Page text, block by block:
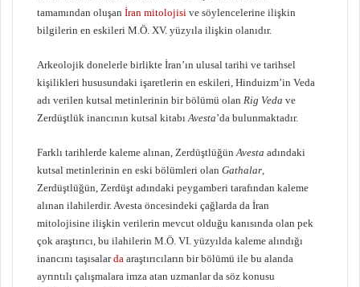
tamamından oluşan İran mitolojisi ve söylencelerine ilişkin
bilgilerin en eskileri M.Ö. XV. yüzyıla ilişkin olanıdır.
Arkeolojik donelerle birlikte İran’ın ulusal tarihi ve tarihsel
kişilikleri hususundaki işaretlerin en eskileri, Hinduizm’in Veda
adı verilen kutsal metinlerinin bir bölümü olan Rig Veda ve
Zerdüştlük inancının kutsal kitabıAvesta’da bulunmaktadır.
Farklı tarihlerde kaleme alınan, ZerdüştlüğünAvesta adındaki
kutsal metinlerinin en eski bölümleri olan Gathalar,
Zerdüştlüğün, Zerdüşt adındaki peygamberi tarafından kaleme
alınan ilahilerdir. Avesta öncesindeki çağlarda da İran
mitolojisine ilişkin verilerin mevcut olduğu kanısında olan pek
çok araştırıcı, bu ilahilerin M.Ö. VI. yüzyılda kaleme alındığı
inancını taşısalarda araştırıcıların bir bölümü ile bu alanda
ayrıntılı çalışmalara imza atan uzmanlar da söz konusu